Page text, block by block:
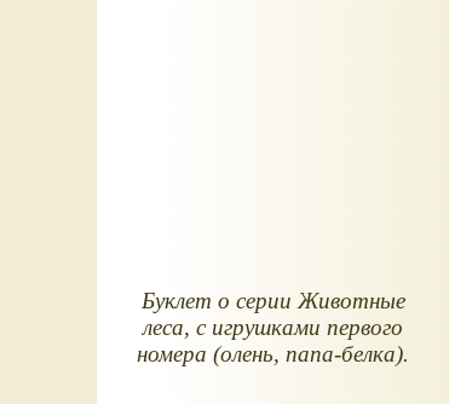
Буклет о серии Животные
леса, с игрушками первого
номера (олень, папа-белка).